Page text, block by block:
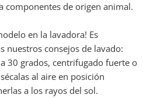
componentes de origen animal.
en la lavadora! Es
nuestros consejos de lavado:
30 grados, centrifugado fuerte o
al aire en posición
a los rayos del sol.